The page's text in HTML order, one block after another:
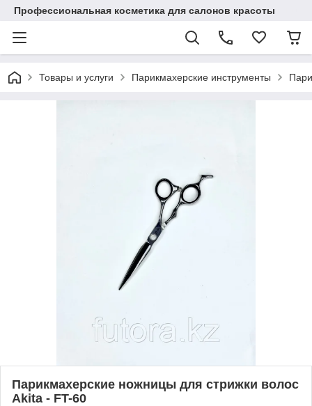
Профессиональная косметика для салонов красоты
Товары и услуги Парикмахерские инструменты
Парикмахерские ножницы для стрижки волос
Akita - FT-60